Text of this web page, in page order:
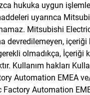
hukuka uygun
uyarınca
Mitsubishi
içeriği
olmadıkça,
Kullanım hakları
Automation EMEA
Factory Automation